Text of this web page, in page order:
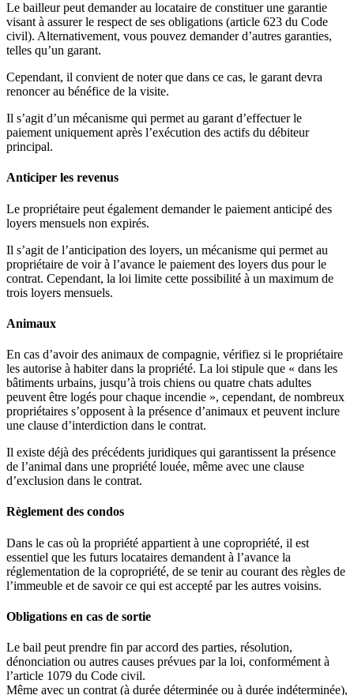
Le bailleur peut demander au locataire de constituer une garantie
visant à assurer le respect de ses obligations (article 623 du Code
civil). Alternativement, vous pouvez demander d’autres garanties,
telles qu’un garant.
Cependant, il convient de noter que dans ce cas, le garant devra
renoncer au bénéfice de la visite.
Il s’agit d’un mécanisme qui permet au garant d’effectuer le
paiement uniquement après l’exécution des actifs du débiteur
principal.
Anticiper les revenus
Le propriétaire peut également demander le paiement anticipé des
loyers mensuels non expirés.
Il s’agit de l’anticipation des loyers, un mécanisme qui permet au
propriétaire de voir à l’avance le paiement des loyers dus pour le
contrat. Cependant, la loi limite cette possibilité à un maximum de
trois loyers mensuels.
Animaux
En cas d’avoir des animaux de compagnie, vérifiez si le propriétaire
les autorise à habiter dans la propriété. La loi stipule que « dans les
bâtiments urbains, jusqu’à trois chiens ou quatre chats adultes
peuvent être logés pour chaque incendie », cependant, de nombreux
propriétaires s’opposent à la présence d’animaux et peuvent inclure
une clause d’interdiction dans le contrat.
Il existe déjà des précédents juridiques qui garantissent la présence
de l’animal dans une propriété louée, même avec une clause
d’exclusion dans le contrat.
Règlement des condos
Dans le cas où la propriété appartient à une copropriété, il est
essentiel que les futurs locataires demandent à l’avance la
réglementation de la copropriété, de se tenir au courant des règles de
l’immeuble et de savoir ce qui est accepté par les autres voisins.
Obligations en cas de sortie
Le bail peut prendre fin par accord des parties, résolution,
dénonciation ou autres causes prévues par la loi, conformément à
l’article 1079 du Code civil.
Même avec un contrat (à durée déterminée ou à durée indéterminée),